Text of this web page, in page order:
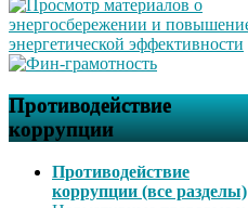
Противодействие
коррупции
Противодействие
коррупции (все разделы)